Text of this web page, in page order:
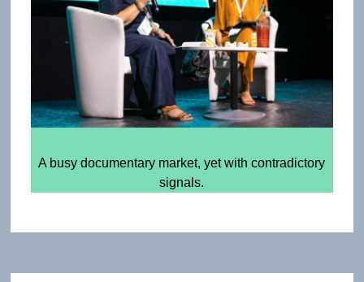
A busy documentary market, yet with contradictory
signals.